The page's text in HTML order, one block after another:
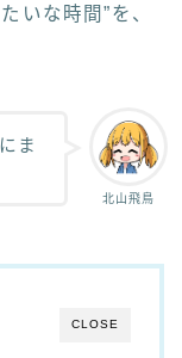
いな時間”を、
北山飛鳥
ま
CLOSE